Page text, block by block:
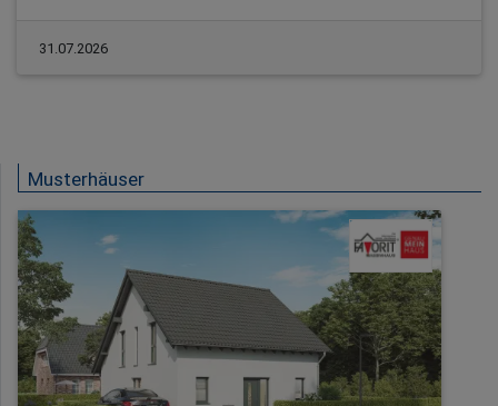
31.07.2026
Musterhäuser